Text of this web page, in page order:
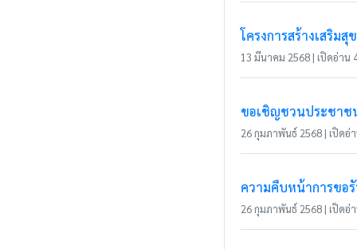
โครงการสร้างเสริม
13 มีนาคม 2568 | เปิดอ่าน
ขอเชิญชวนประชาช
26 กุมภาพันธ์ 2568 | เปิดอ่
ความคืบหน้าการขอ
26 กุมภาพันธ์ 2568 | เปิดอ่